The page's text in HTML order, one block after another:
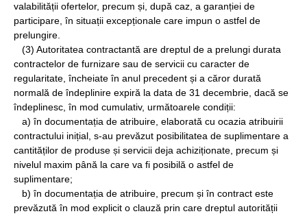
valabilității ofertelor, precum și, după caz, a garanției de
participare, în situații excepționale care impun o astfel de
prelungire.
(3) Autoritatea contractantă are dreptul de a prelungi durata
contractelor de furnizare sau de servicii cu caracter de
regularitate, încheiate în anul precedent și a căror durată
normală de îndeplinire expiră la data de 31 decembrie, dacă se
îndeplinesc, în mod cumulativ, următoarele condiții:
a) în documentația de atribuire, elaborată cu ocazia atribuirii
contractului inițial, s-au prevăzut posibilitatea de suplimentare a
cantităților de produse și servicii deja achiziționate, precum și
nivelul maxim până la care va fi posibilă o astfel de
suplimentare;
b) în documentația de atribuire, precum și în contract este
prevăzută în mod explicit o clauză prin care dreptul autorității